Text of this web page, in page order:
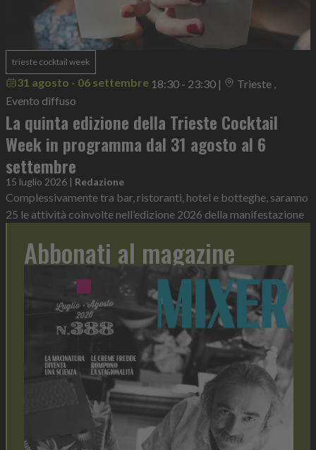
trieste cocktail week
31 agosto - 06 settembre 18:30 - 23:30 |
Trieste ,
Evento diffuso
La quinta edizione della Trieste Cocktail
Week in programma dal 31 agosto al 6
settembre
15 luglio 2026 | Redazione
Complessivamente tra bar, ristoranti, hotel e botteghe, saranno
25 le attività coinvolte nell’edizione 2026 della manifestazione
Abbonati al magazine